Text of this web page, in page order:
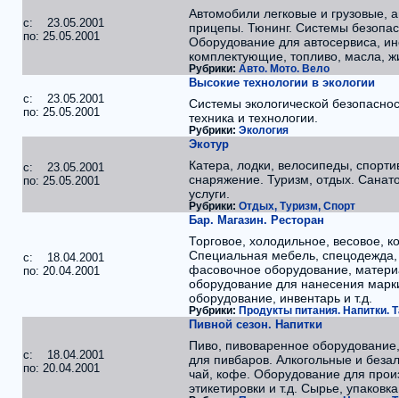
c: 23.05.2001
по: 25.05.2001
Автомобили легковые и грузовые,
прицепы. Тюнинг. Системы
Оборудование для автосервиса,
комплектующие, топливо, масла,
Рубрики: Авто. Мото. Вело
c: 23.05.2001
по: 25.05.2001
Высокие технологии в экологии
Системы экологической
техника и технологии.
Рубрики: Экология
c: 23.05.2001
по: 25.05.2001
Экотур
Катера, лодки, велосипеды,
снаряжение. Туризм, отдых.
услуги.
Рубрики: Отдых, Туризм, Спорт
c: 18.04.2001
по: 20.04.2001
Бар. Магазин. Ресторан
Торговое, холодильное, весовое,
Специальная мебель, спецодежда,
фасовочное оборудование,
оборудование для нанесения
оборудование, инвентарь и т.д.
Рубрики: Продукты питания. Напитки.
c: 18.04.2001
по: 20.04.2001
Пивной сезон. Напитки
Пиво, пивоваренное
для пивбаров. Алкогольные и
чай, кофе. Оборудование для
этикетировки и т.д. Сырье,